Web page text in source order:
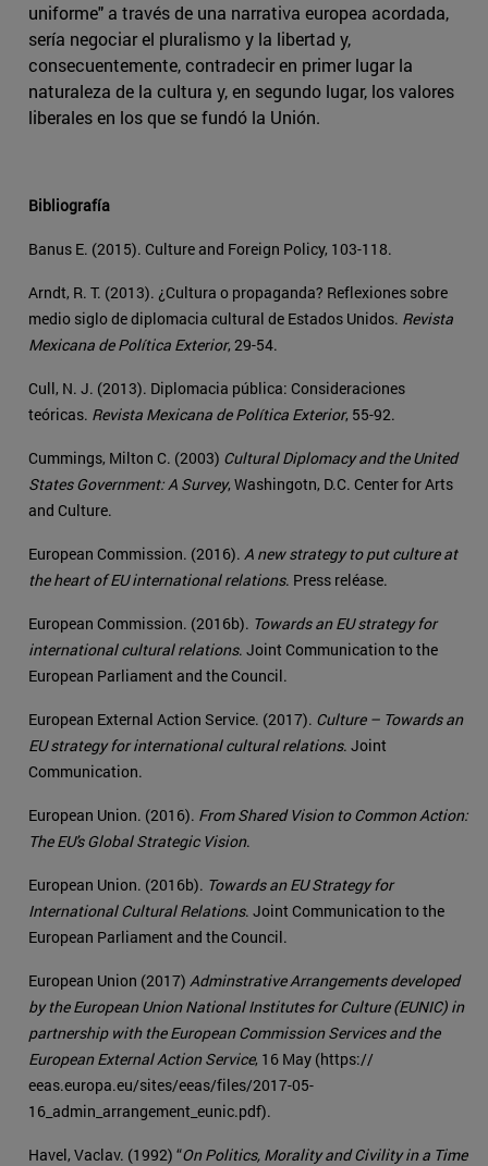
uniforme" a través de una narrativa europea acordada,
sería negociar el pluralismo y la libertad y,
consecuentemente, contradecir en primer lugar la
naturaleza de la cultura y, en segundo lugar, los valores
liberales en los que se fundó la Unión.
Bibliografía
Banus E. (2015). Culture and Foreign Policy, 103-118.
Arndt, R. T. (2013). ¿Cultura o propaganda? Reflexiones sobre
medio siglo de diplomacia cultural de Estados Unidos. Revista
Mexicana de Política Exterior, 29-54.
Cull, N. J. (2013). Diplomacia pública: Consideraciones
teóricas. Revista Mexicana de Política Exterior, 55-92.
Cummings, Milton C. (2003) Cultural Diplomacy and the United
States Government: A Survey, Washingotn, D.C. Center for Arts
and Culture.
European Commission. (2016). A new strategy to put culture at
the heart of EU international relations. Press reléase.
European Commission. (2016b). Towards an EU strategy for
international cultural relations. Joint Communication to the
European Parliament and the Council.
European External Action Service. (2017). Culture – Towards an
EU strategy for international cultural relations. Joint
Communication.
European Union. (2016). From Shared Vision to Common Action:
The EU's Global Strategic Vision.
European Union. (2016b). Towards an EU Strategy for
International Cultural Relations. Joint Communication to the
European Parliament and the Council.
European Union (2017) Adminstrative Arrangements developed
by the European Union National Institutes for Culture (EUNIC) in
partnership with the European Commission Services and the
European External Action Service, 16 May (https://
eeas.europa.eu/sites/eeas/files/2017-05-
16_admin_arrangement_eunic.pdf).
Havel, Vaclav. (1992) “On Politics, Morality and Civility in a Time